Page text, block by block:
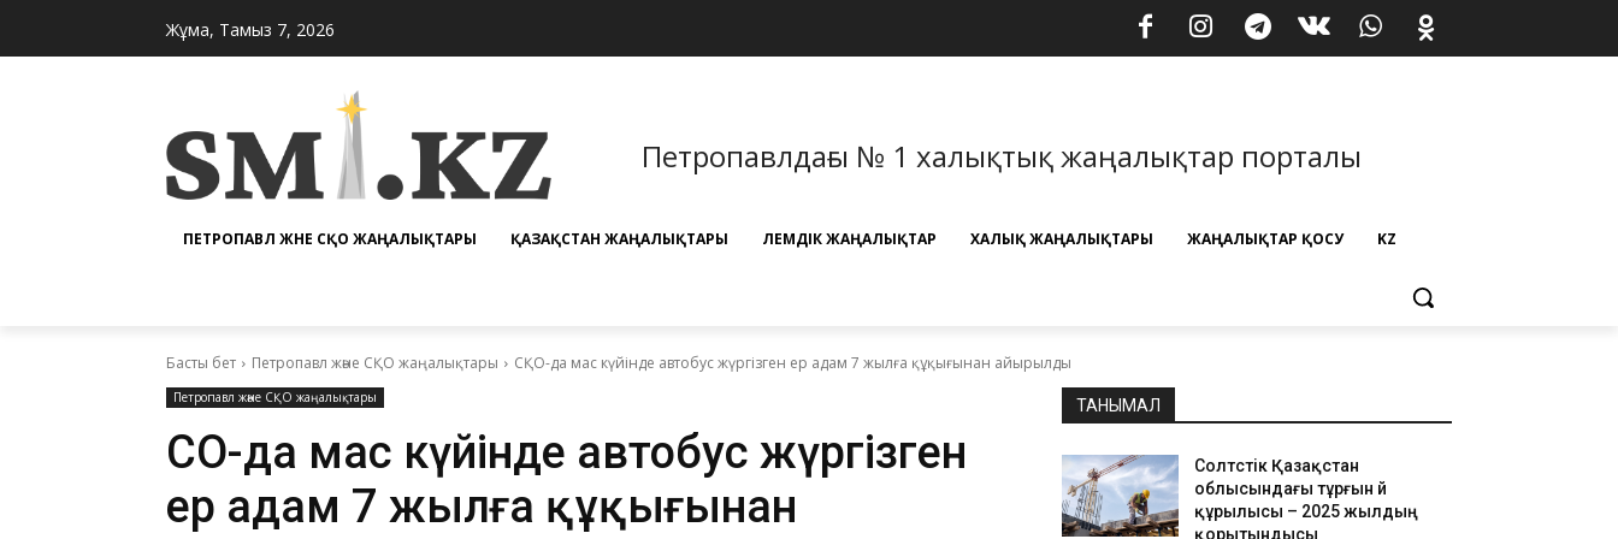
Жұма, Тамыз 7, 2026
Петропавлдағы № 1 халықтық жаңалықтар порталы
ПЕТРОПАВЛ ЖӘНЕ СҚО ЖАҢАЛЫҚТАРЫ ҚАЗАҚСТАН ЖАҢАЛЫҚТАРЫ ӘЛЕМДІК ЖАҢАЛЫҚТАР ХАЛЫҚ ЖАҢАЛЫҚТАРЫ ЖАҢАЛЫҚТАР ҚОСУ KZ
Басты бет Петропавл және СҚО жаңалықтары СҚО-да мас күйінде автобус жүргізген ер адам 7 жылға құқығынан айырылды
Петропавл және СҚО жаңалықтары
СҚО-да мас күйінде автобус жүргізген
ер адам 7 жылға құқығынан
ТАНЫМАЛ
Солтүстік Қазақстан
облысындағы тұрғын үй
құрылысы – 2025 жылдың
қорытындысы